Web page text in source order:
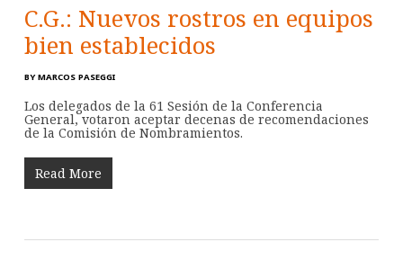
C.G.: Nuevos rostros en equipos
bien establecidos
BY MARCOS PASEGGI
Los delegados de la 61 Sesión de la Conferencia
General, votaron aceptar decenas de recomendaciones
de la Comisión de Nombramientos.
Read More